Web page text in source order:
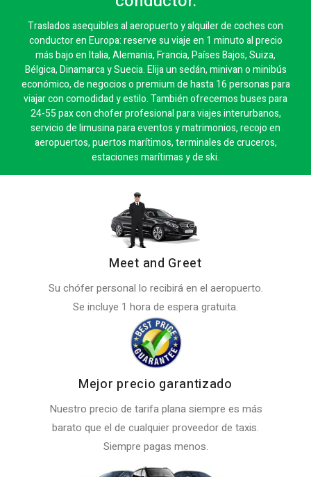
Traslados asequibles al aeropuerto y alquiler de coches con
conductor en Europa: reserve su viaje en 1 minuto al precio
más bajo en Italia, Alemania, Francia, Países Bajos, Suiza,
Bélgica, Dinamarca y Suecia. Elija un sedán, minivan o minibús
económico, de negocios o premium de hasta 16 personas para
viajar con comodidad y estilo. También ofrecemos buses para
24-55 pax con chofer profesional para viajes interurbanos,
servicio de limusina para eventos y matrimonios, recojo en
aeropuertos, puertos marítimos, terminales de cruceros,
estaciones marítimas y de ski.
Meet and Greet
Su chófer personal lo recibirá en el aeropuerto.
Se incluye 1 hora de espera gratuita.
Mejor precio garantizado
Nuestro precio de tarifa plana siempre es más
barato que el de cualquier proveedor de taxis.
Siempre pagas menos.